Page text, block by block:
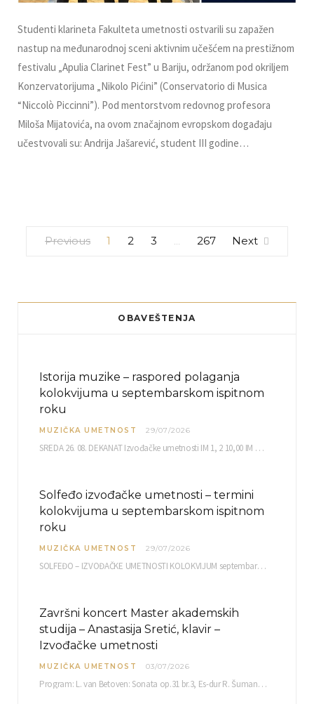
Studenti klarineta Fakulteta umetnosti ostvarili su zapažen
nastup na međunarodnoj sceni aktivnim učešćem na prestižnom
festivalu „Apulia Clarinet Fest” u Bariju, održanom pod okriljem
Konzervatorijuma „Nikolo Pićini” (Conservatorio di Musica
“Niccolò Piccinni”). Pod mentorstvom redovnog profesora
Miloša Mijatovića, na ovom značajnom evropskom događaju
učestvovali su: Andrija Jašarević, student III godine…
Previous 1 2 3 … 267 Next
OBAVEŠTENJA
Istorija muzike – raspored polaganja
kolokvijuma u septembarskom ispitnom
roku
MUZIČKA UMETNOST 29/07/2026
SREDA 26. 08. DEKANAT Izvođačke umetnosti IM 1, 2 10,00 IM 3, 4 10,30 IM…
Solfeđo izvođačke umetnosti – termini
kolokvijuma u septembarskom ispitnom
roku
MUZIČKA UMETNOST 29/07/2026
SOLFEĐO – IZVOĐAČKE UMETNOSTI KOLOKVIJUM septembarski ispitni rok četvrtak, 03.09.2026. uč. br. 12 PISMENI…
Završni koncert Master akademskih
studija – Anastasija Sretić, klavir –
Izvođačke umetnosti
MUZIČKA UMETNOST 03/07/2026
Program: L. van Betoven: Sonata op.31 br.3, Es-dur R. Šuman: Bečki karneval op.26 K. Debisi:…